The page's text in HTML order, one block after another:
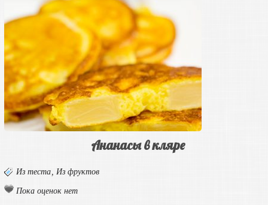
Ананасы в кляре
Из теста, Из фруктов
Пока оценок нет